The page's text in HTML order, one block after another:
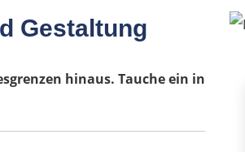
Gestaltung
hinaus. Tauche ein in